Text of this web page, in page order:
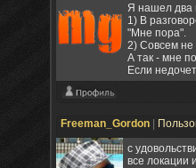
Я нашел два
1) В
"Мне пора".
2) Совсем не
А так - мне
Если
Freeman_Gordon
с
все локации